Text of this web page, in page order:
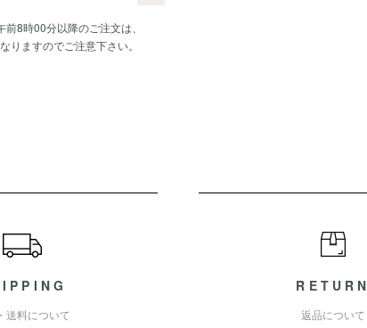
8時00分以降のご注文は、
りますのでご注意下さい。
送料について
RETURN
返品について